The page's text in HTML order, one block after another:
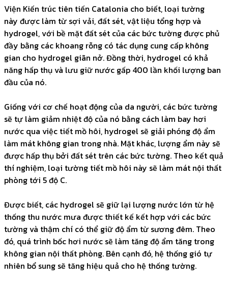
Viện Kiến trúc tiên tiến Catalonia cho biết, loại tường
này được làm từ sợi vải, đất sét, vật liệu tổng hợp và
hydrogel, với bề mặt đất sét của các bức tường được phủ
đầy bằng các khoang rỗng có tác dụng cung cấp không
gian cho hydrogel giãn nở. Đồng thời, hydrogel có khả
năng hấp thụ và lưu giữ nước gấp 400 lần khối lượng ban
đầu của nó.
Giống với cơ chế hoạt động của da người, các bức tường
sẽ tự làm giảm nhiệt độ của nó bằng cách làm bay hơi
nước qua việc tiết mồ hôi, hydrogel sẽ giải phóng độ ẩm
làm mát không gian trong nhà. Mặt khác, lượng ẩm này sẽ
được hấp thụ bởi đất sét trên các bức tường. Theo kết quả
thí nghiệm, loại tường tiết mồ hôi này sẽ làm mát nội thất
phòng tới 5 độ C.
Được biết, các hydrogel sẽ giữ lại lượng nước lớn từ hệ
thống thu nước mưa được thiết kế kết hợp với các bức
tường và thậm chí có thể giữ độ ẩm từ sương đêm. Theo
đó, quá trình bốc hơi nước sẽ làm tăng độ ẩm tăng trong
không gian nội thất phòng. Bên cạnh đó, hệ thống gió tự
nhiên bổ sung sẽ tăng hiệu quả cho hệ thống tường.